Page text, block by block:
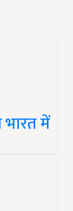
भारत में